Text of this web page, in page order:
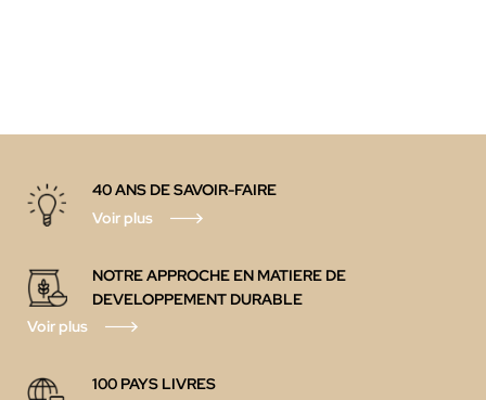
40 ANS DE SAVOIR-FAIRE
Voir plus
NOTRE APPROCHE EN MATIERE DE
DEVELOPPEMENT DURABLE
Voir plus
100 PAYS LIVRES